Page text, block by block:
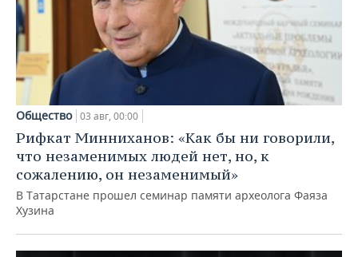
Общество 03 авг, 00:00
Рифкат Минниханов: «Как бы ни говорили,
что незаменимых людей нет, но, к
сожалению, он незаменимый»
В Татарстане прошел семинар памяти археолога Фаяза
Хузина